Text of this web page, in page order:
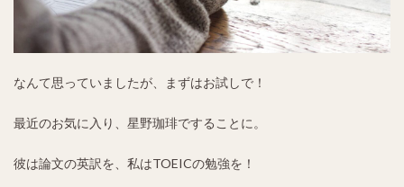
なんて思っていましたが、まずはお試しで！
最近のお気に入り、星野珈琲ですることに。
彼は論文の英訳を、私はTOEICの勉強を！